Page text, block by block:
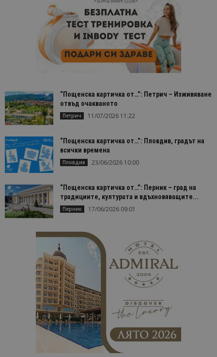
“Пощенска картичка от…”: Петрич – Изживяване
отвъд очакваното
Петрич 11/07/2026 11:22
“Пощенска картичка от…”: Пловдив, градът на
всички времена
Пловдив 23/06/2026 10:00
“Пощенска картичка от…”: Перник – град на
традициите, културата и вдъхновяващите...
Перник 17/06/2026 09:01